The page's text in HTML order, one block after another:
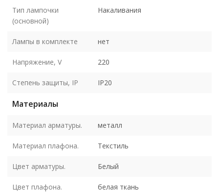
Тип лампочки
(основной)
Накаливания
Лампы в комплекте нет
Напряжение, V 220
Степень защиты, IP IP20
Материалы
Материал арматуры. металл
Материал плафона. Текстиль
Цвет арматуры. Белый
Цвет плафона. белая ткань